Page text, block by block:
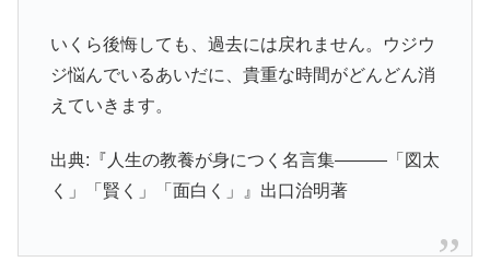
いくら後悔しても、過去には戻れません。ウジウ
ジ悩んでいるあいだに、貴重な時間がどんどん消
えていきます。
出典:『人生の教養が身につく名言集―――「図太
く」「賢く」「面白く」』出口治明著